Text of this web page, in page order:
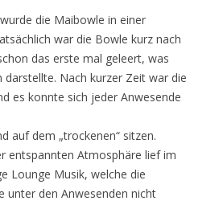
die Maibowle in einer
war die Bowle kurz nach
das erste mal geleert, was
darstellte. Nach kurzer Zeit war die
es konnte sich jeder Anwesende
auf dem „trockenen“ sitzen.
entspannten Atmosphäre lief im
Lounge Musik, welche die
unter den Anwesenden nicht